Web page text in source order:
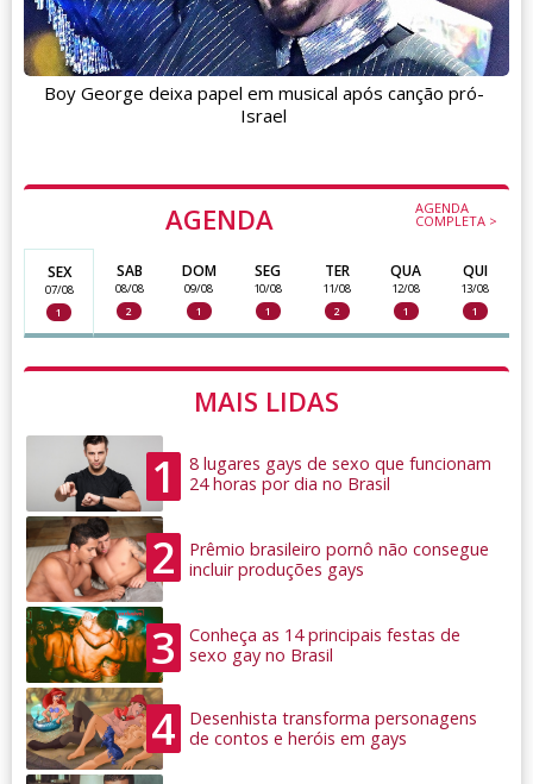
AGENDA AGENDA
COMPLETA >
SEX
07/08
1
SAB
08/08
2
DOM
09/08
1
SEG
10/08
1
TER
11/08
2
QUA
12/08
1
QUI
13/08
1
MAIS LIDAS
1
8 lugares gays de sexo que funcionam
24 horas por dia no Brasil
2
Prêmio brasileiro pornô não consegue
incluir produções gays
3
Conheça as 14 principais festas de
sexo gay no Brasil
4
Desenhista transforma personagens
de contos e heróis em gays
Boy George deixa papel em musical após canção pró-
Israel